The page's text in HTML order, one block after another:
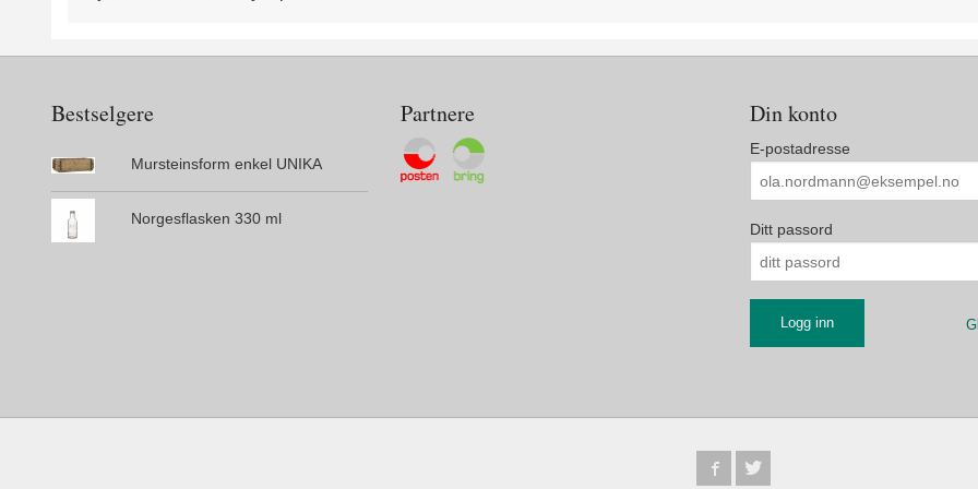
Bestselgere
Mursteinsform enkel UNIKA
Norgesflasken 330 ml
Partnere Din konto
E-postadresse
Ditt passord